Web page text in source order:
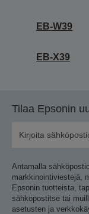
EB-W39
EB-X39
Tilaa Epsonin
Antamalla
markkinointiviestejä,
Epsonin tuotteista,
sähköpostitse tai
asetusten ja